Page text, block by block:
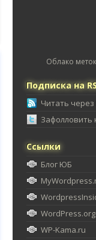
Облако
Подписка на
Читать через
Зафолловить
Ссылки
Блог ЮБ
WordPress.org
WP-Kama.ru